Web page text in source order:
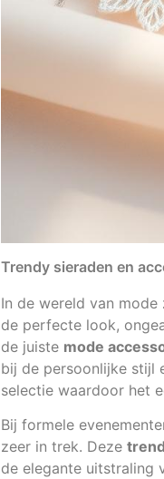
Trendy sieraden en
In de wereld van mode
de perfecte look,
de juiste mode
bij de persoonlijke stijl
selectie waardoor het
Bij formele
zeer in trek. Deze
de elegante uitstraling